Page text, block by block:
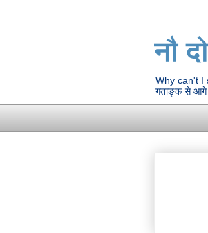
नौ
Why can't I
गताङ्क से आगे